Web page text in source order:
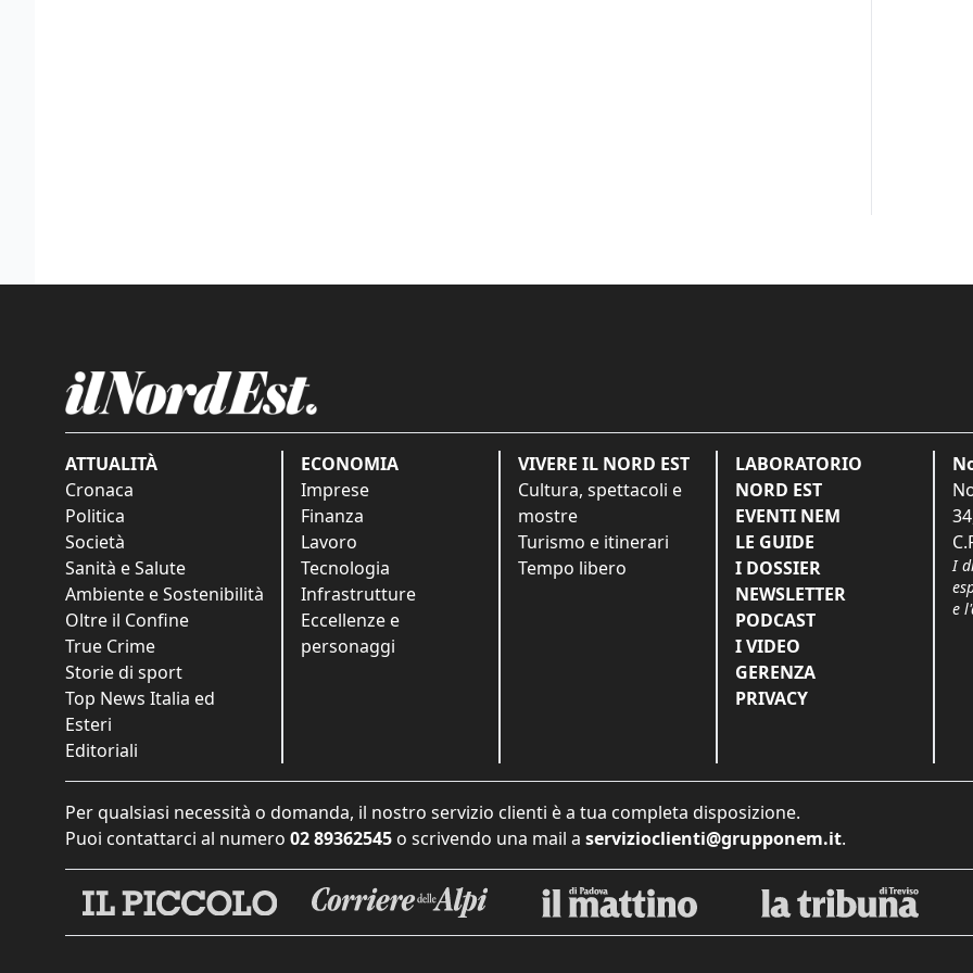
ATTUALITÀ
Cronaca
Politica
Società
Sanità e Salute
Ambiente e Sostenibilità
Oltre il Confine
True Crime
Storie di sport
Top News Italia ed
Esteri
Editoriali
ECONOMIA
Imprese
Finanza
Lavoro
Tecnologia
Infrastrutture
Eccellenze e
personaggi
VIVERE IL NORD EST
Cultura, spettacoli e
mostre
Turismo e itinerari
Tempo libero
LABORATORIO
NORD EST
EVENTI NEM
LE GUIDE
I DOSSIER
NEWSLETTER
PODCAST
I VIDEO
GERENZA
PRIVACY
I
e
Per qualsiasi necessità o domanda, il nostro servizio clienti è a tua completa disposizione.
Puoi contattarci al numero 02 89362545 o scrivendo una mail a servizioclienti@grupponem.it.